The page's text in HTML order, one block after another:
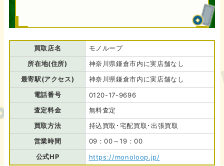
買取店名
モノループ
所在地(住所)
神奈川県鎌倉市内に実店舗なし
最寄駅(アクセス)
神奈川県鎌倉市内に実店舗なし
電話番号
0120-17-9696
査定料金
無料査定
買取方法
持込買取･宅配買取･出張買取
営業時間
09：00～19：00
公式HP
https://monoloop.jp/